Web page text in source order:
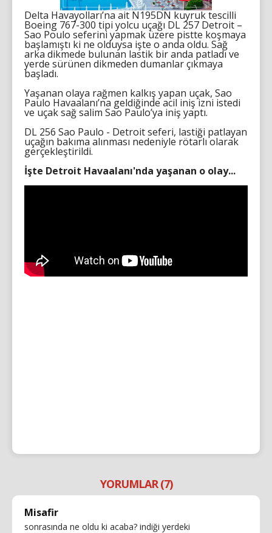
Delta Havayolları’na ait N195DN kuyruk tescilli
Boeing 767-300 tipi yolcu uçağı DL 257 Detroit –
Sao Poulo seferini yapmak üzere pistte koşmaya
başlamıştı ki ne olduysa işte o anda oldu. Sağ
arka dikmede bulunan lastik bir anda patladı ve
yerde sürünen dikmeden dumanlar çıkmaya
başladı.
Yaşanan olaya rağmen kalkış yapan uçak, Sao
Paulo Havaalanı’na geldiğinde acil iniş izni istedi
ve uçak sağ salim Sao Paulo’ya iniş yaptı.
DL 256 Sao Paulo - Detroit seferi, lastiği patlayan
uçağın bakıma alınması nedeniyle rötarlı olarak
gerçekleştirildi.
İşte Detroit Havaalanı'nda yaşanan o olay...
YORUMLAR (7)
Misafir
sonrasında ne oldu ki acaba? indiği yerdeki